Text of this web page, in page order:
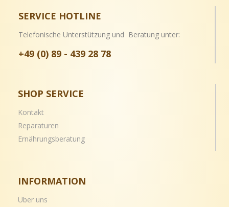
SERVICE HOTLINE
Telefonische Unterstützung und Beratung unter:
+49 (0) 89 - 439 28 78
SHOP SERVICE
Kontakt
Reparaturen
Ernährungsberatung
INFORMATION
Über uns